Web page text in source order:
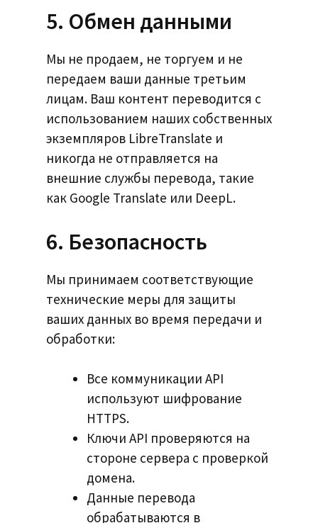
5. Обмен данными
Мы не продаем, не торгуем и не
передаем ваши данные третьим
лицам. Ваш контент переводится с
использованием наших собственных
экземпляров LibreTranslate и
никогда не отправляется на
внешние службы перевода, такие
как Google Translate или DeepL.
6. Безопасность
Мы принимаем соответствующие
технические меры для защиты
ваших данных во время передачи и
обработки:
Все коммуникации API
используют шифрование
HTTPS.
Ключи API проверяются на
стороне сервера с проверкой
домена.
Данные перевода
обрабатываются в